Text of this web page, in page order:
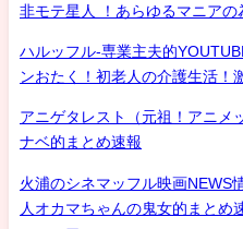
非モテ星人 ！あらゆるマニアの
ハルッフル-専業主夫的
ンおたく！初老人の介護生活！
アニゲタレスト（元祖！アニ
ナベ的まとめ速報
火浦のシネマッフル映画NEWS
人オカマちゃんの鬼女的まとめ